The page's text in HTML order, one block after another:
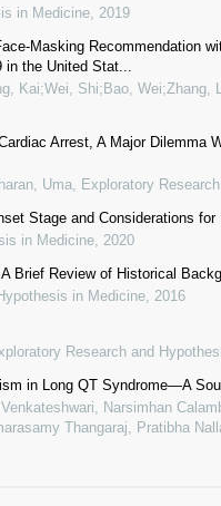
in Medicine 2019
Masking Recommendation
the United Stat...
Kai;Wei, Shi;Bao, Wei;Zhang,
Arrest, A Major Dilemma
Uma
Exploratory
Stage and Considerations for
in Medicine 2020
Brief Review of Historical
in Medicine 2016
Research and
in Long QT Syndrome—A
Narsimhan
Thangaraj, Pratibha